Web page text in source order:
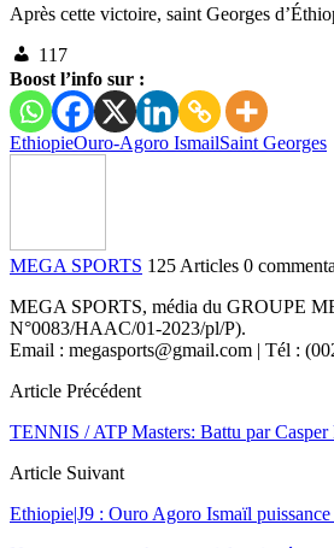
Après cette victoire, saint Georges
117
Boost l’info sur :
EthiopieOuro-Agoro IsmailSaint Georges
MEGA SPORTS 125 Articles 0
MEGA SPORTS, média du GROUPE
N°0083/HAAC/01-2023/pl/P).
Email : megasports@gmail.com | Tél :
Article Précédent
TENNIS / ATP Masters: Battu par
Article Suivant
Ethiopie|J9 : Ouro Agoro Ismaïl